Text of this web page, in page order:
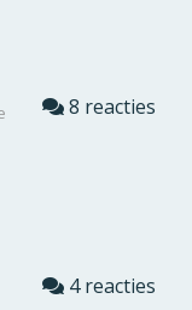
8 reacties
4 reacties